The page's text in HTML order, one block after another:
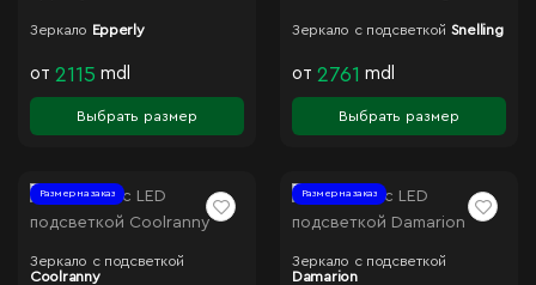
Зеркало Epperly
от 2115 mdl
Выбрать размер
Зеркало с подсветкой Snelling
от 2761 mdl
Выбрать размер
Размер на заказ
Зеркало с подсветкой
Coolranny
Размер на заказ
Зеркало с подсветкой
Damarion